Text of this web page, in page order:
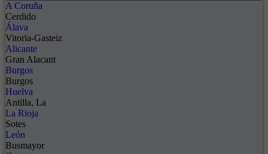
A Coruña
Cerdido
Álava
Vitoria-Gasteiz
Alicante
Gran Alacant
Burgos
Burgos
Huelva
Antilla, La
La Rioja
Sotes
León
Busmayor